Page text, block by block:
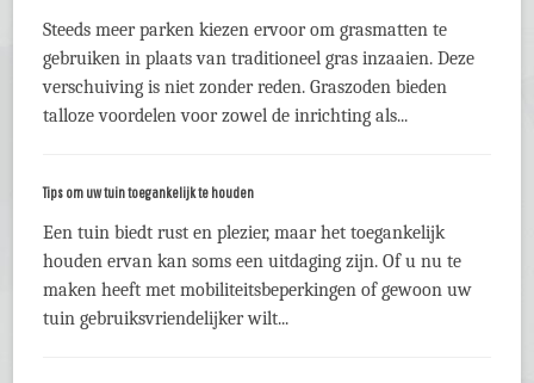
Steeds meer parken kiezen ervoor om grasmatten te
gebruiken in plaats van traditioneel gras inzaaien. Deze
verschuiving is niet zonder reden. Graszoden bieden
talloze voordelen voor zowel de inrichting als...
Tips om uw tuin toegankelijk te houden
Een tuin biedt rust en plezier, maar het toegankelijk
houden ervan kan soms een uitdaging zijn. Of u nu te
maken heeft met mobiliteitsbeperkingen of gewoon uw
tuin gebruiksvriendelijker wilt...